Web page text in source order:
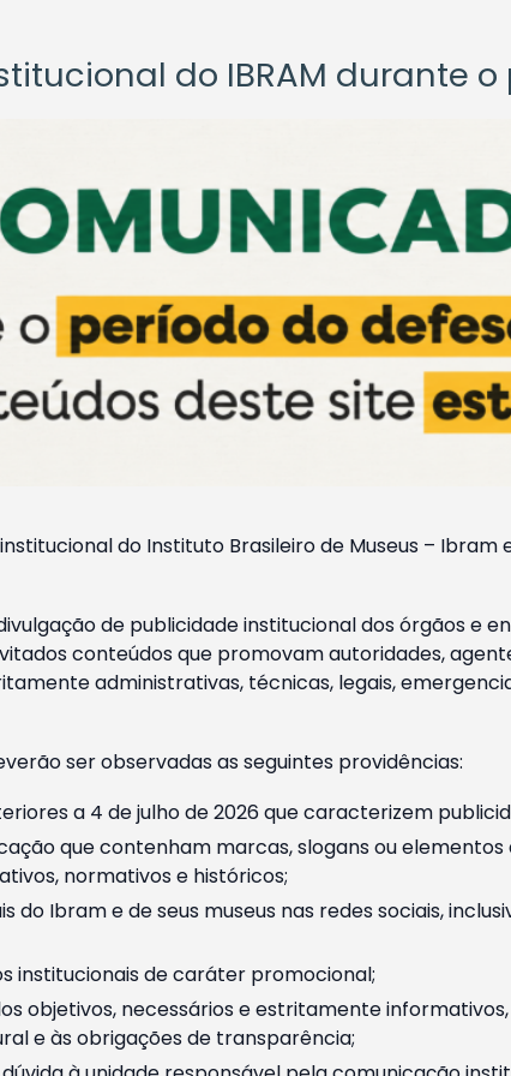
do IBRAM durante
do Instituto Brasileiro de Museus –
de publicidade institucional dos órgãos e
conteúdos que promovam autoridades,
administrativas, técnicas, legais,
ser observadas as seguintes providências:
a 4 de julho de 2026 que caracterizem
que contenham marcas, slogans ou
normativos e históricos;
Ibram e de seus museus nas redes sociais,
institucionais de caráter promocional;
objetivos, necessários e estritamente
e às obrigações de transparência;